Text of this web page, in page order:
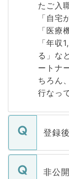
たご入
「自宅
「医療
「年収
る」な
ートナ
ちろん
行なっ
登録
ご登録
登録内
非公